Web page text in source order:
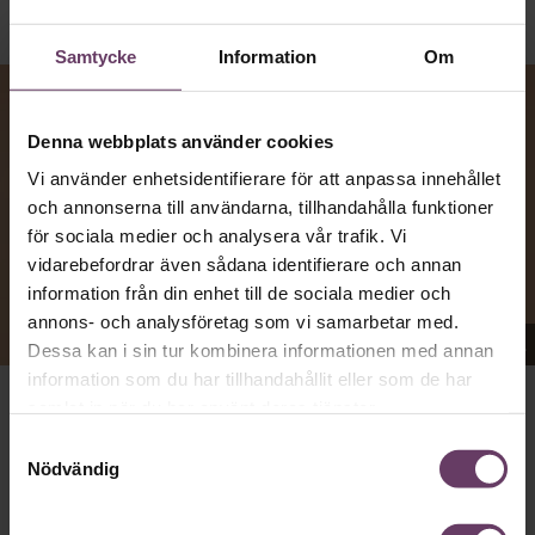
Samtycke Information Om
Denna webbplats använder cookies
Vi använder enhetsidentifierare för att anpassa innehållet
och annonserna till användarna, tillhandahålla funktioner
för sociala medier och analysera vår trafik. Vi
vidarebefordrar även sådana identifierare och annan
information från din enhet till de sociala medier och
annons- och analysföretag som vi samarbetar med.
Dessa kan i sin tur kombinera informationen med annan
information som du har tillhandahållit eller som de har
Nödvändig
Appen Sinceerly imiterar vd:ars kortfattade språk.
mejl från främlingar. Men studenten
Ben Horwitzpå
Harvard Business School kom på ett trick: Han skapade